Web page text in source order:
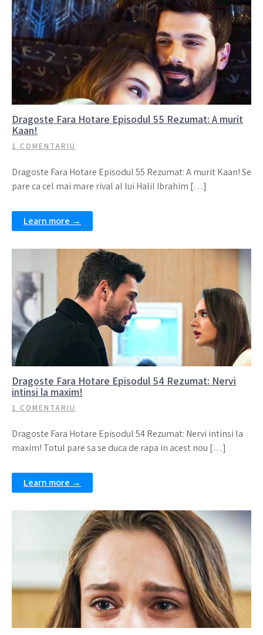
Dragoste Fara Hotare Episodul 55 Rezumat: A murit
Kaan!
1 COMENTARIU
Dragoste Fara Hotare Episodul 55 Rezumat: A murit Kaan! Se
pare ca cel mai mare rival al lui Halil Ibrahim […]
Learn more →
Dragoste Fara Hotare Episodul 54 Rezumat: Nervi
intinsi la maxim!
1 COMENTARIU
Dragoste Fara Hotare Episodul 54 Rezumat: Nervi intinsi la
maxim! Totul pare sa se duca de rapa in acest nou […]
Learn more →